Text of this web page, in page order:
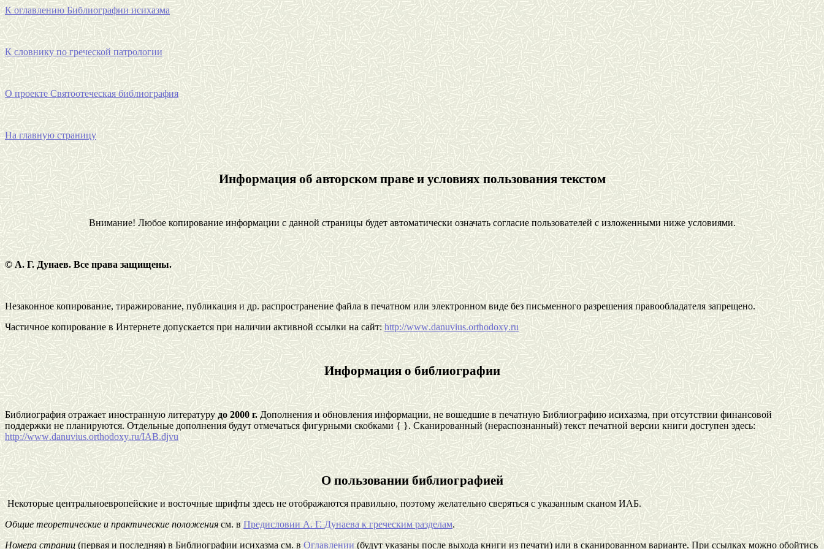
К оглавлению Библиографии исихазма
К словнику по греческой патрологии
О проекте Святоотеческая библиография
На главную страницу
Информация об авторском праве и условиях пользования текстом
Внимание! Любое копирование информации с данной страницы будет автоматически означать согласие пользователей с изложенными ниже условиями.
© А. Г. Дунаев. Все права защищены.
Незаконное копирование, тиражирование, публикация и др. распространение файла в печатном или электронном виде без письменного разрешения правообладателя запрещено.
Частичное копирование в Интернете допускается при наличии активной ссылки на сайт:http://www.danuvius.orthodoxy.ru
Информация о библиографии
Библиография отражает иностранную литературудо 2000 г.Дополнения и обновления информации, не вошедшие в печатную Библиографию исихазма, при отсутствии финансовой
поддержки не планируются. Отдельные дополнения будут отмечаться фигурными скобками { }. Сканированный (нераспознанный) текст печатной версии книги доступен здесь:
http://www.danuvius.orthodoxy.ru/IAB.djvu
О пользовании библиографией
Некоторые центральноевропейские и восточные шрифты здесь не отображаются правильно, поэтому желательно сверяться с указанным сканом ИАБ.
Общие теоретические и практические положениясм. вПредисловии А. Г. Дунаева к греческим разделам.
Номера страниц(первая и последняя) в Библиографии исихазма см. вОглавлении(будут указаны после выхода книги из печати) или в сканированном варианте. При ссылках можно обойтись